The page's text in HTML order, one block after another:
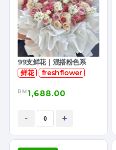
99支鲜花｜混搭粉色系
鲜花
freshflower
RM 1,688.00
- +